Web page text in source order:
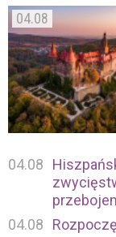
04.08
04.08
04.08